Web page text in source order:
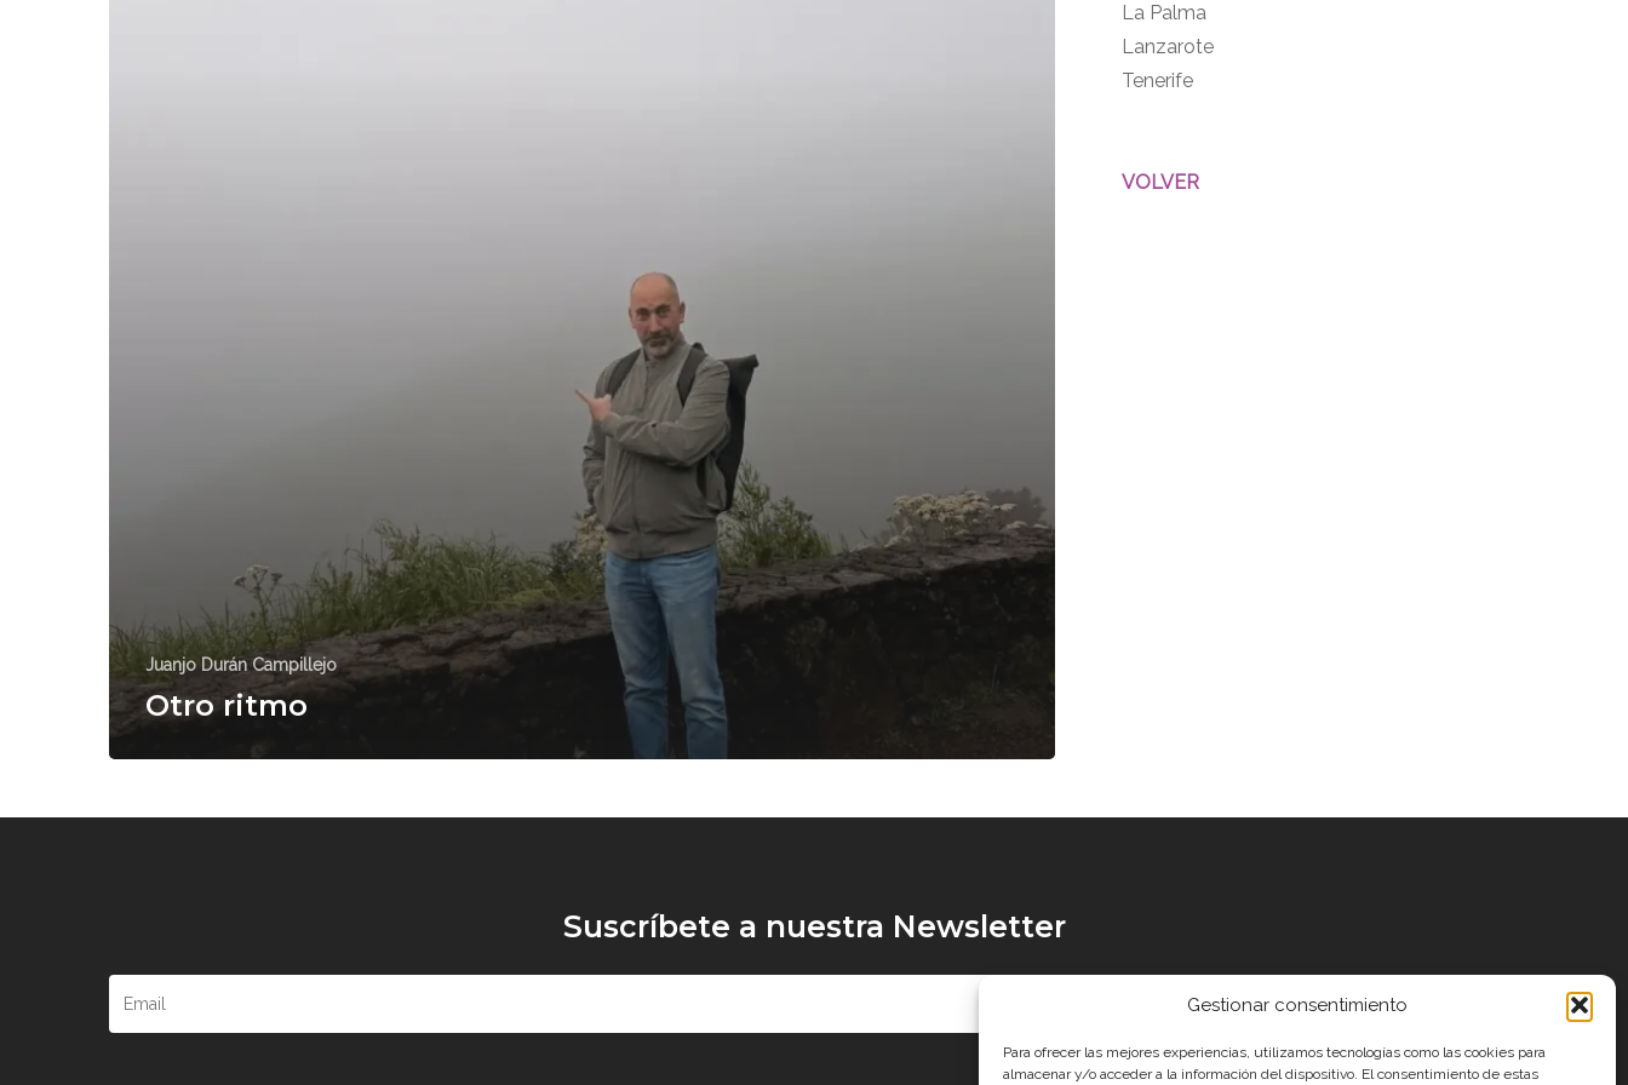
Gestionar consentimiento
Para ofrecer las mejores experiencias, utilizamos tecnologías como las cookies para
almacenar y/o acceder a la información del dispositivo. El consentimiento de estas
Juanjo Durán Campillejo
Otro ritmo
La Palma
Lanzarote
Tenerife
VOLVER
Suscríbete a nuestra Newsletter